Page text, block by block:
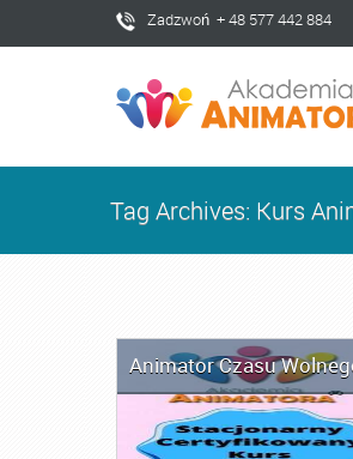
Zadzwoń + 48 577 442 884
Tag Archives: Kurs
Animator Czasu